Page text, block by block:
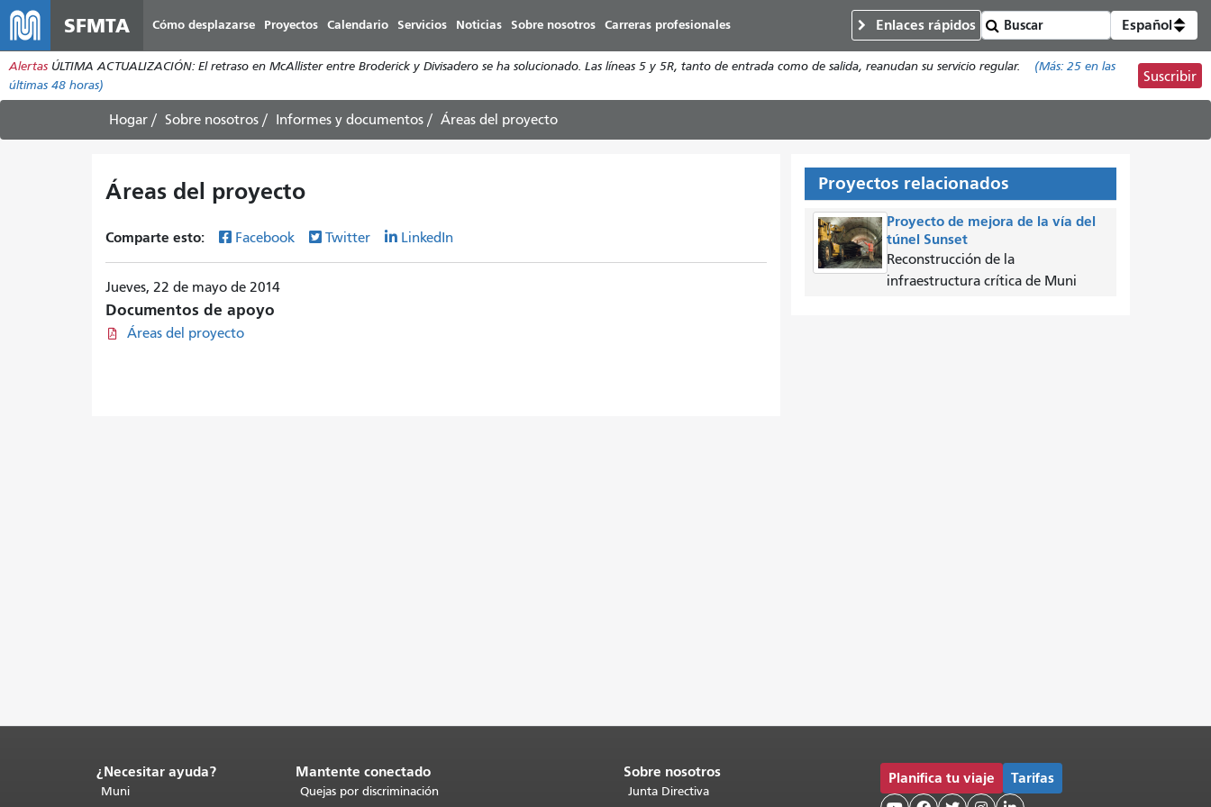
al
contenido
principal
SFMTA Cómo desplazarse Proyectos Calendario Servicios Noticias Sobre nosotros Carreras profesionales Enlaces rápidos Español
Alertas ÚLTIMA ACTUALIZACIÓN: El retraso en McAllister entre Broderick y Divisadero se ha solucionado. Las líneas 5 y 5R, tanto de entrada como de salida, reanudan su servicio regular. (Más: 25 en las
últimas 48 horas)
Suscribir
Hogar Sobre nosotros Informes y documentos Áreas del proyecto
Áreas del proyecto
Comparte esto: Facebook Twitter LinkedIn
Jueves, 22 de mayo de 2014
Documentos de apoyo
Áreas del proyecto
Proyectos relacionados
Proyecto de mejora de la vía del
túnel Sunset
Reconstrucción de la
infraestructura crítica de Muni
Fin
del
¿Necesitar ayuda?
Muni
Mantente conectado
Quejas por discriminación
Sobre nosotros
Junta Directiva
Planifica tu viaje Tarifas